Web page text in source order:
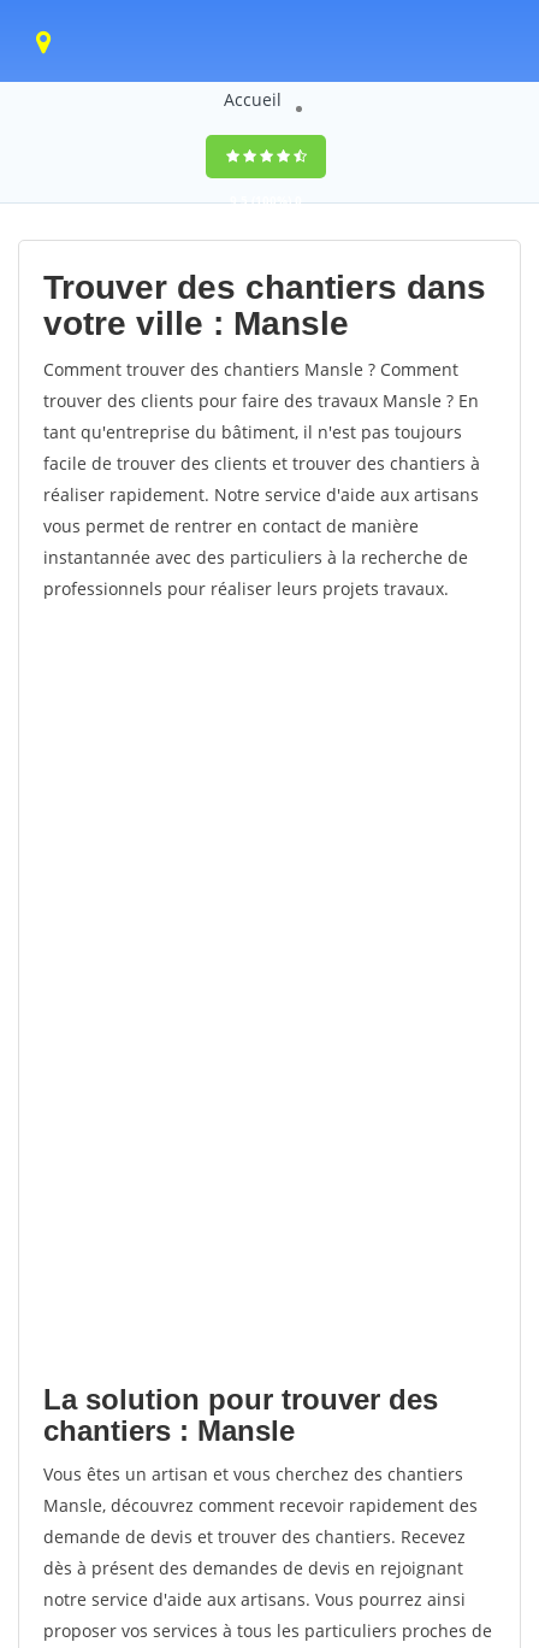
Accueil
9,5(100%)0
votes
Trouver des chantiers dans
votre ville : Mansle
Comment trouver des chantiers Mansle ? Comment
trouver des clients pour faire des travaux Mansle ? En
tant qu'entreprise du bâtiment, il n'est pas toujours
facile de trouver des clients et trouver des chantiers à
réaliser rapidement. Notre service d'aide aux artisans
vous permet de rentrer en contact de manière
instantannée avec des particuliers à la recherche de
professionnels pour réaliser leurs projets travaux.
La solution pour trouver des
chantiers : Mansle
Vous êtes un artisan et vous cherchez des chantiers
Mansle, découvrez comment recevoir rapidement des
demande de devis et trouver des chantiers. Recevez
dès à présent des demandes de devis en rejoignant
notre service d'aide aux artisans. Vous pourrez ainsi
proposer vos services à tous les particuliers proches de